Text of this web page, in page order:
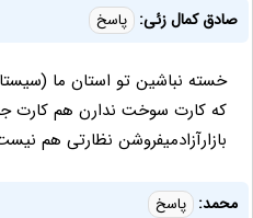
صادق کمال زئی: پاسخ
خسته نباشین تو استان ما
که کارت سوخت ندارن هم کارت
بازارآزادمیفروشن نظارتی هم
محمد: پاسخ